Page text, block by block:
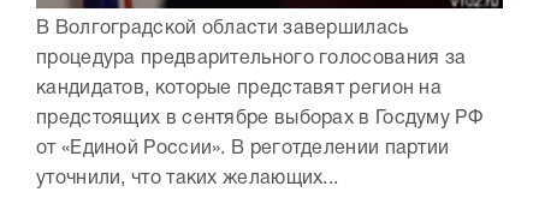
В Волгоградской области завершилась
процедура предварительного голосования за
кандидатов, которые представят регион на
предстоящих в сентябре выборах в Госдуму РФ
от «Единой России». В реготделении партии
уточнили, что таких желающих...